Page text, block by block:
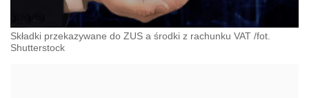
Składki przekazywane do ZUS a środki z rachunku VAT /fot.
Shutterstock